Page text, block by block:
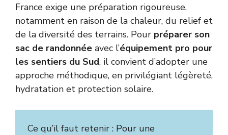
France exige une préparation rigoureuse,
notamment en raison de la chaleur, du relief et
de la diversité des terrains. Pour préparer son
sac de randonnée avec l’équipement pro pour
les sentiers du Sud, il convient d’adopter une
approche méthodique, en privilégiant légèreté,
hydratation et protection solaire.
Ce qu’il faut retenir : Pour une